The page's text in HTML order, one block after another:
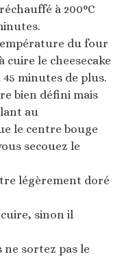
à 200°C
du four
cuire le cheesecake
minutes de plus.
bien défini mais
au
le centre bouge
secouez le
légèrement doré
sinon il
ne sortez pas le